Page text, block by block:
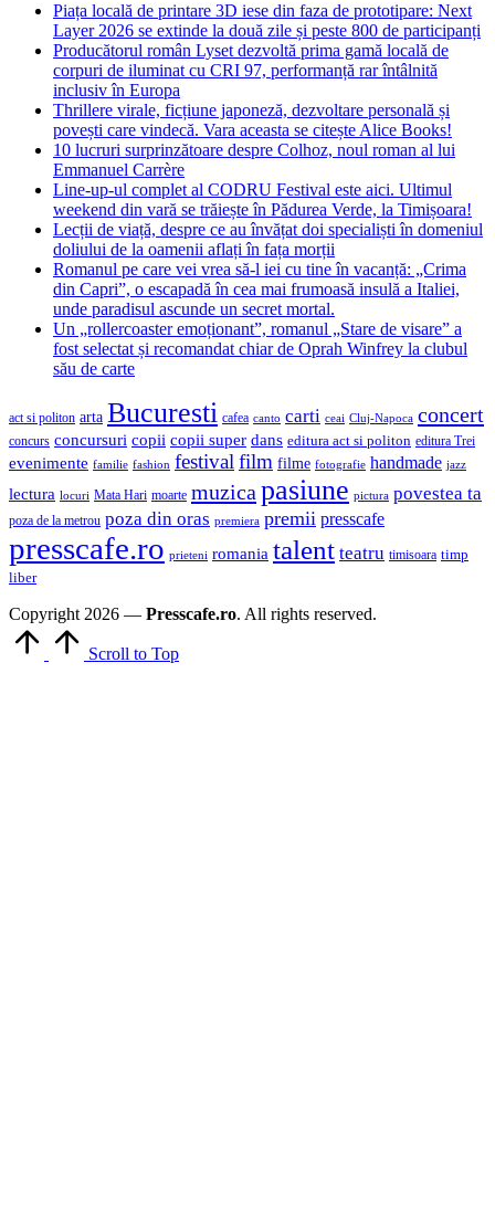
Piața locală de printare 3D iese din faza de prototipare: Next
Layer 2026 se extinde la două zile și peste 800 de participanți
Producătorul român Lyset dezvoltă prima gamă locală de
corpuri de iluminat cu CRI 97, performanță rar întâlnită
inclusiv în Europa
Thrillere virale, ficțiune japoneză, dezvoltare personală și
povești care vindecă. Vara aceasta se citește Alice Books!
10 lucruri surprinzătoare despre Colhoz, noul roman al lui
Emmanuel Carrère
Line-up-ul complet al CODRU Festival este aici. Ultimul
weekend din vară se trăiește în Pădurea Verde, la Timișoara!
Lecții de viață, despre ce au învățat doi specialiști în domeniul
doliului de la oamenii aflați în fața morții
Romanul pe care vei vrea să-l iei cu tine în vacanță: „Crima
din Capri”, o escapadă în cea mai frumoasă insulă a Italiei,
unde paradisul ascunde un secret mortal.
Un „rollercoaster emoționant”, romanul „Stare de visare” a
fost selectat și recomandat chiar de Oprah Winfrey la clubul
său de carte
act si politon arta Bucuresti cafea canto carti ceai Cluj-Napoca concert
concurs concursuri copii copii super dans editura act si politon editura Trei
evenimente familie fashion festivalfilm filme fotografie handmade jazz
lectura locuri Mata Hari moarte muzica pasiune pictura povestea ta
poza de la metrou poza din oras premiera premii presscafe
presscafe.ro prieteni romania talent teatru timisoara timp
liber
Copyright 2026 — Presscafe.ro. All rights reserved.
Scroll to Top